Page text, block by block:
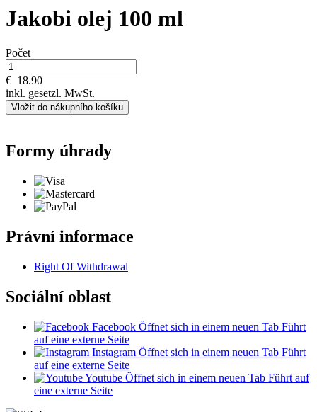
Jakobi olej 100 ml
Počet
€ 18.90
inkl. gesetzl. MwSt.
Vložit do nákupního košíku
Formy úhrady
Právní informace
Right Of Withdrawal
Sociální oblast
Facebook Öffnet sich in einem neuen Tab Führt
auf eine externe Seite
Instagram Öffnet sich in einem neuen Tab Führt
auf eine externe Seite
Youtube Öffnet sich in einem neuen Tab Führt auf
eine externe Seite